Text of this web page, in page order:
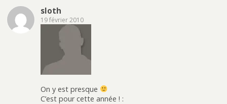
sloth
19 février 2010
On y est presque
C’est pour cette année ! :